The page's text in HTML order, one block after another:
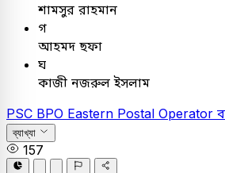
শামসুর রাহমান
গ
আহমদ ছফা
ঘ
কাজী নজরুল ইসলাম
PSC BPO Eastern Postal Operator
ব্যাখ্যা
157